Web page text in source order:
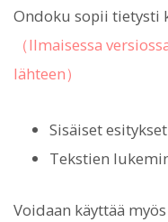
Ondoku sopii tietysti
（Ilmaisessa
lähteen）
Sisäiset esitykset
Tekstien
Voidaan käyttää